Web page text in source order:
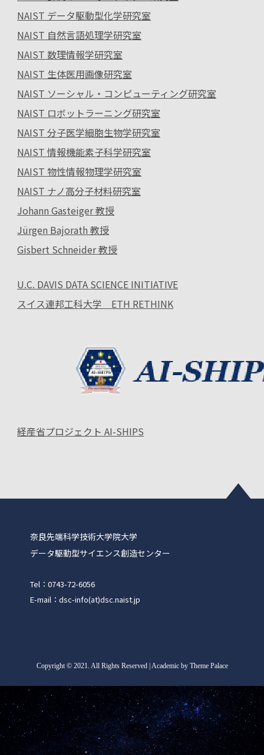
NAIST データ駆動型化学研究室
NAIST 自然言語処理学研究室
NAIST 数理情報学研究室
NAIST 生体医用画像研究室
NAIST ソーシャル・コンピューティング研究室
NAIST ロボットラーニング研究室
NAIST 分子医学細胞生物学研究室
NAIST 情報機能素子科学研究室
NAIST 物性情報物理学研究室
NAIST ナノ高分子材料研究室
Johann Gasteiger 教授
Jürgen Bajorath 教授
Gisbert Schneider 教授
U.C. DAVIS DATA SCIENCE INITIATIVE
スイス連邦工科大学 ETH RETHINK
経産省プロジェクト AI-SHIPS
奈良先端科学技術大学院大学
データ駆動型サイエンス創造センター
Tel：0743-72-6056
E-mail：dsc-info(at)dsc.naist.jp
Copyright©2021. All Rights Reserved | Academic by Theme Palace